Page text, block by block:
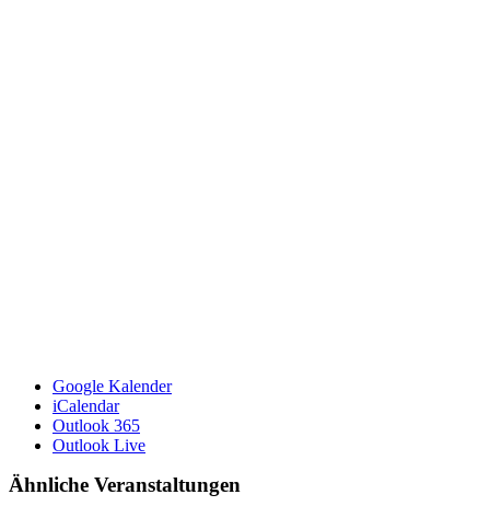
Google Kalender
iCalendar
Outlook 365
Outlook Live
Ähnliche Veranstaltungen